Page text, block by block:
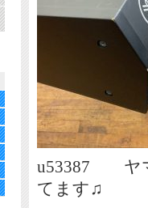
u53387 ヤ
てます♫